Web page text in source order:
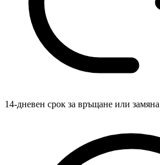
14-дневен срок за връщане или замяна